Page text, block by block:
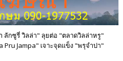
ลักซูรี่ วิลล่า" ลุยต่อ "ตลาดวิลล่าหรู"
Jampa" เจาะจุดแข็ง "พรุจำปา"